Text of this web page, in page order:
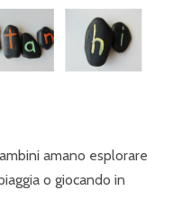
amano esplorare
o giocando in